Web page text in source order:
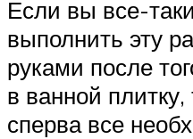
Если вы все-
выполнить эту
руками после
в ванной плитку,
сперва все